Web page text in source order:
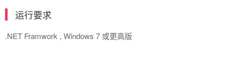
运行要求
.NET Framwork , Windows 7 或更高版